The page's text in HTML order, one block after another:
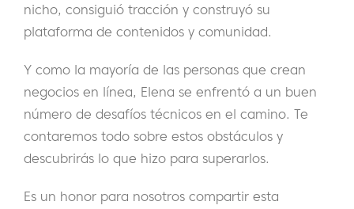
nicho, consiguió tracción y construyó su
plataforma de contenidos y comunidad.
Y como la mayoría de las personas que crean
negocios en línea, Elena se enfrentó a un buen
número de desafíos técnicos en el camino. Te
contaremos todo sobre estos obstáculos y
descubrirás lo que hizo para superarlos.
Es un honor para nosotros compartir esta